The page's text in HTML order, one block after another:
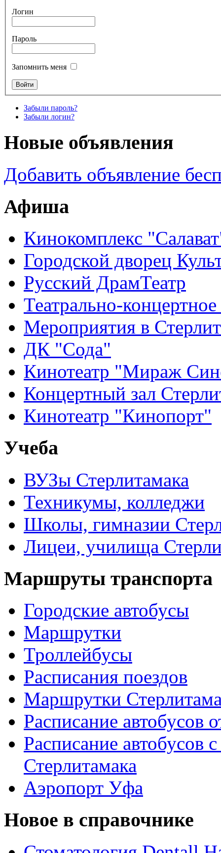
Логин
Пароль
Запомнить меня
Забыли пароль?
Забыли логин?
Новые объявления
Добавить объявление
Афиша
Кинокомплекс
Городской дворец
Русский ДрамТеатр
Театрально-
Мероприятия в
ДК "Сода"
Кинотеатр "Мираж
Концертный зал
Кинотеатр "Кинопорт"
Учеба
ВУЗы Стерлитамака
Техникумы, колледжи
Школы, гимназии
Лицеи, училища
Маршруты транспорта
Городские автобусы
Маршрутки
Троллейбусы
Расписания поездов
Маршрутки
Расписание автобусов
Расписание автобусов
Стерлитамака
Аэропорт Уфа
Новое в справочнике